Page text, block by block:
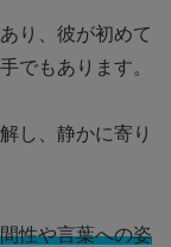
り、彼が初めて
でもあります。
し、静かに寄り
性や言葉への姿